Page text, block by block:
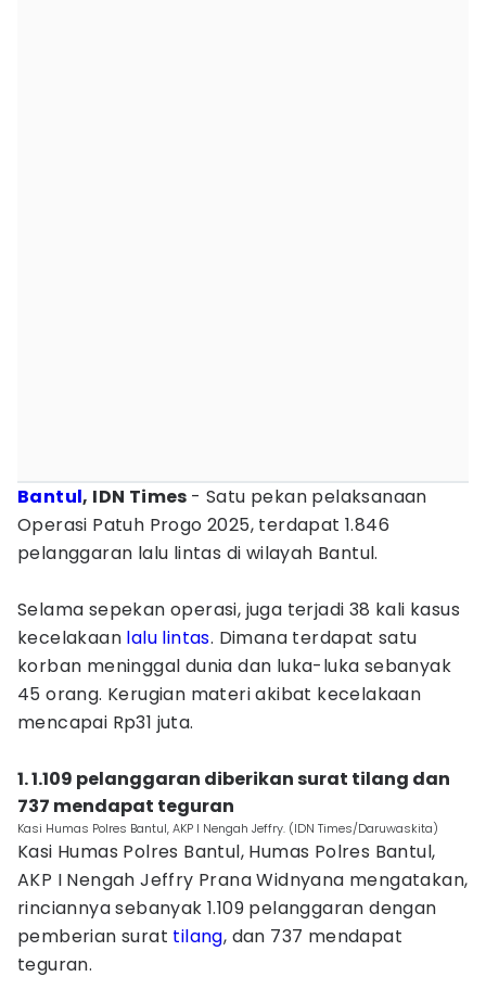
Bantul, IDN Times - Satu pekan pelaksanaan
Operasi Patuh Progo 2025, terdapat 1.846
pelanggaran lalu lintas di wilayah Bantul.
‎Selama sepekan operasi, juga terjadi 38 kali kasus
kecelakaan lalu lintas. Dimana terdapat satu
korban meninggal dunia dan luka-luka sebanyak
45 orang. Kerugian materi akibat kecelakaan
mencapai Rp31 juta.
1. 1.109 pelanggaran diberikan surat tilang dan
737 mendapat teguran
Kasi Humas Polres Bantul, AKP I Nengah Jeffry. (IDN Times/Daruwaskita)
Kasi Humas Polres Bantul, Humas Polres Bantul,
AKP I Nengah Jeffry Prana Widnyana mengatakan,
rinciannya sebanyak 1.109 pelanggaran dengan
pemberian surat tilang, dan 737 mendapat
teguran.